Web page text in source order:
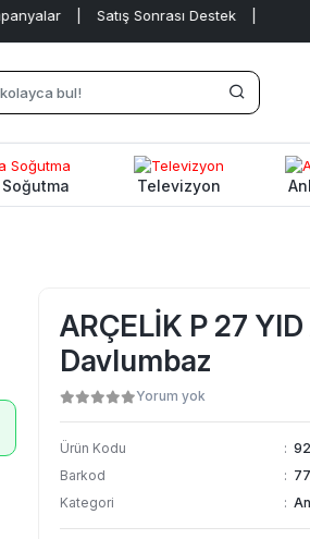
| Satış Sonrası Destek |
Soğutma Televizyon
ARÇELİK P 27
Davlumbaz
Yorum yok
Ürün Kodu :
Barkod
:
Kategori
: